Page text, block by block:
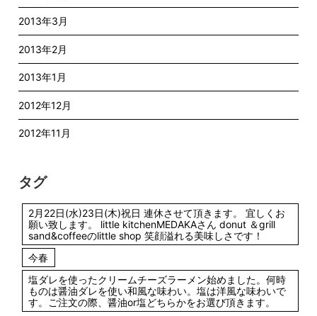
2013年3月
2013年2月
2013年1月
2012年12月
2012年11月
タグ
2月22日(水)23日(木)祝日 連休させて頂きます。 宜しくお
願い致します。 little kitchenMEDAKAさん donut ＆grill
sand&coffeeのlittle shop 笑顔溢れる美味しさです！
今春
塩ダレを使ったクリームチーズラーメン始めました。何時
ものは醤油ダレを使い和風な味わい。塩は洋風な味わいで
す。ご注文の際、醤油or塩どちらかをお選び頂きます。